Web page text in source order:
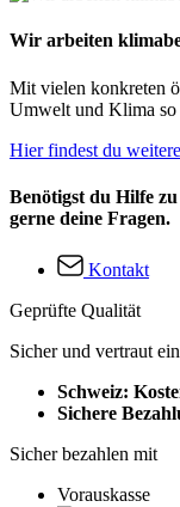
Wir arbeiten
Mit vielen konkreten
Umwelt und Klima so
Hier findest du
Benötigst du Hilfe
gerne deine Fragen.
Kontakt
Geprüfte Qualität
Sicher und vertraut
Schweiz:
Sichere
Sicher bezahlen mit
Vorauskasse